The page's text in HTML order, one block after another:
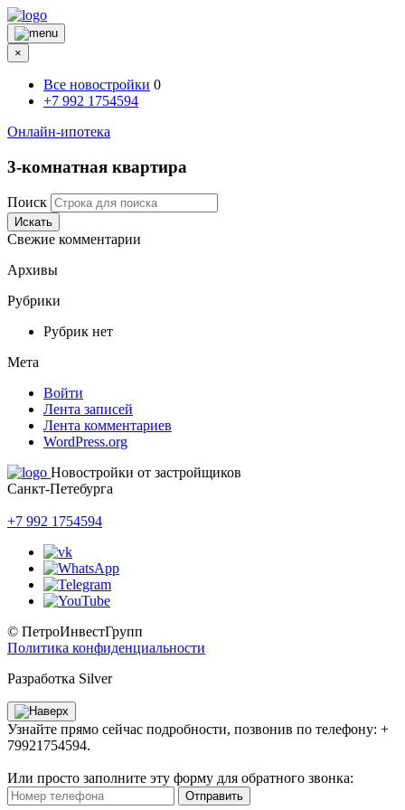
×
Все новостройки 0
+7 992 1754594
Онлайн-ипотека
3-комнатная квартира
Поиск
Искать
Свежие комментарии
Архивы
Рубрики
Рубрик нет
Мета
Войти
Лента записей
Лента комментариев
WordPress.org
Новостройки от застройщиков
Санкт-Петебурга
+7 992 1754594
© ПетроИнвестГрупп
Политика конфиденциальности
Разработка Silver
Узнайте прямо сейчас подробности, позвонив по телефону: +
79921754594.
Или просто заполните эту форму для обратного звонка:
Отправить